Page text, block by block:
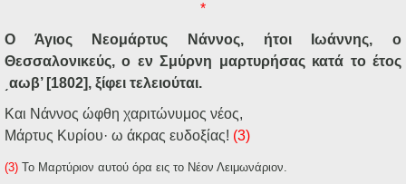
*
Ο Άγιος Νεομάρτυς Νάννος, ήτοι Ιωάννης, ο
Θεσσαλονικεύς, ο εν Σμύρνη μαρτυρήσας κατά το έτος
͵αωβ’ [1802], ξίφει τελειούται.
Και Νάννος ώφθη χαριτώνυμος νέος,
Μάρτυς Κυρίου· ω άκρας ευδοξίας! (3)
(3) Το Μαρτύριον αυτού όρα εις το Νέον Λειμωνάριον.